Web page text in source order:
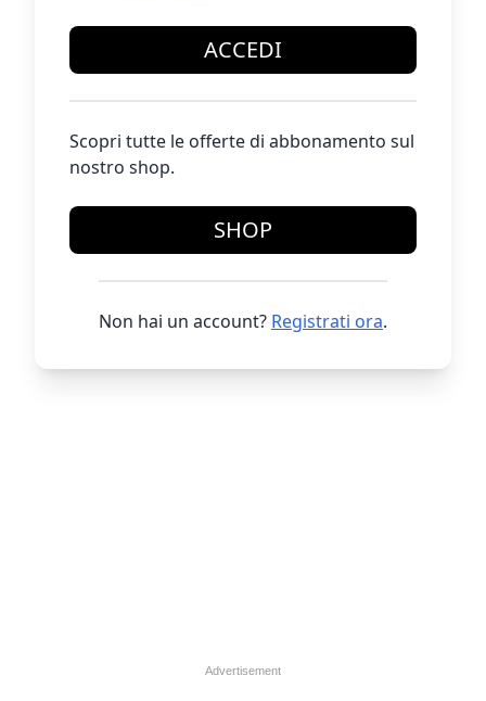
ACCEDI
Scopri tutte le offerte di abbonamento sul
nostro shop.
SHOP
Non hai un account? Registrati ora.